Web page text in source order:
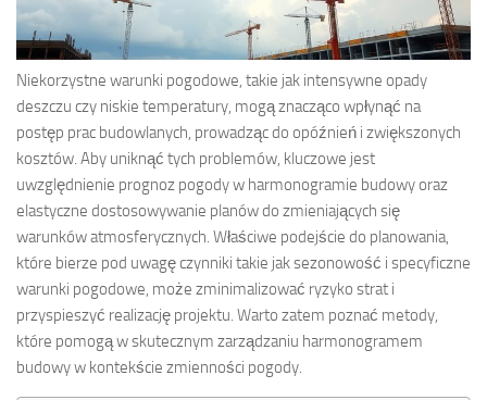
Niekorzystne warunki pogodowe, takie jak intensywne opady
deszczu czy niskie temperatury, mogą znacząco wpłynąć na
postęp prac budowlanych, prowadząc do opóźnień i zwiększonych
kosztów. Aby uniknąć tych problemów, kluczowe jest
uwzględnienie prognoz pogody w harmonogramie budowy oraz
elastyczne dostosowywanie planów do zmieniających się
warunków atmosferycznych. Właściwe podejście do planowania,
które bierze pod uwagę czynniki takie jak sezonowość i specyficzne
warunki pogodowe, może zminimalizować ryzyko strat i
przyspieszyć realizację projektu. Warto zatem poznać metody,
które pomogą w skutecznym zarządzaniu harmonogramem
budowy w kontekście zmienności pogody.